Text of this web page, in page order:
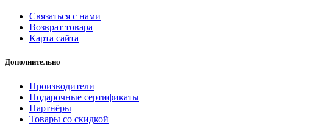
Связаться с нами
Возврат товара
Карта сайта
Дополнительно
Производители
Подарочные сертификаты
Партнёры
Товары со скидкой